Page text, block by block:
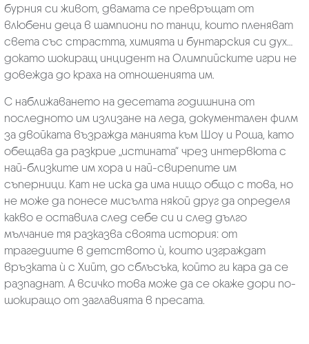
бурния си живот, двамата се превръщат от
влюбени деца в шампиони по танци, които пленяват
света със страстта, химията и бунтарския си дух…
докато шокиращ инцидент на Олимпийските игри не
довежда до краха на отношенията им.
С наближаването на десетата годишнина от
последното им излизане на леда, документален филм
за двойката възражда манията към Шоу и Роша, като
обещава да разкрие „истината“ чрез интервюта с
най-близките им хора и най-свирепите им
съперници. Кат не иска да има нищо общо с това, но
не може да понесе мисълта някой друг да определя
какво е оставила след себе си и след дълго
мълчание тя разказва своята история: от
трагедиите в детството ѝ, които изграждат
връзката ѝ с Хийт, до сблъсъка, който ги кара да се
разпаднат. А всичко това може да се окаже дори по-
шокиращо от заглавията в пресата.